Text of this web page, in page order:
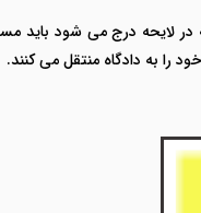
لایحه درج می شود باید
را به دادگاه منتقل می کنند.